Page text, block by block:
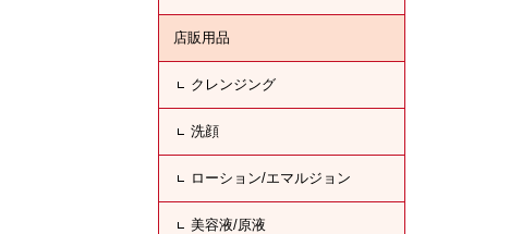
店販用品
クレンジング
洗顔
ローション/エマルジョン
美容液/原液